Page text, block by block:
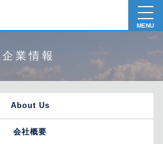
MENU
企業情報
About Us
会社概要